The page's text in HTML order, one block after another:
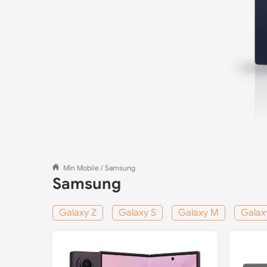
Min Mobile / Samsung
Samsung
Galaxy Z Galaxy S Galaxy M